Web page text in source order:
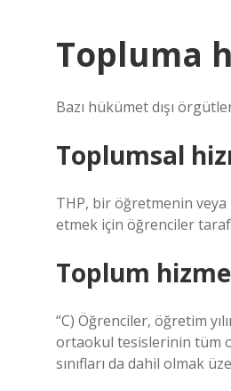
Topluma
Bazı hükümet dışı
Toplumsal
THP, bir öğretmenin
etmek için öğrenciler
Toplum
“C) Öğrenciler, öğretim
ortaokul tesislerinin tüm
sınıfları da dahil olmak